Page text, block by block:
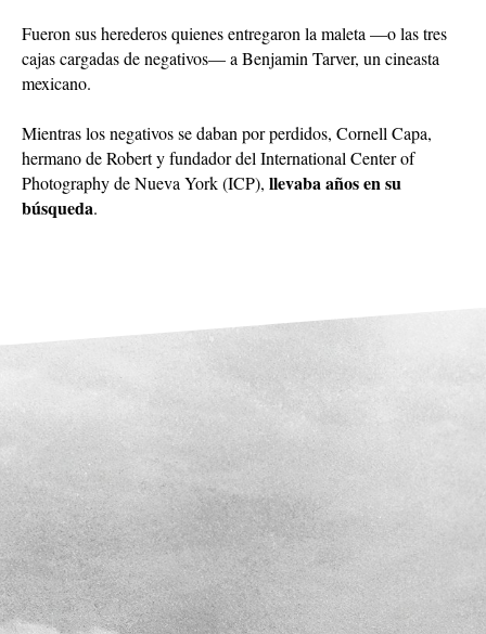
Fueron sus herederos quienes entregaron la maleta —o las tres
cajas cargadas de negativos— a Benjamin Tarver, un cineasta
mexicano.
Mientras los negativos se daban por perdidos, Cornell Capa,
hermano de Robert y fundador del International Center of
Photography de Nueva York (ICP), llevaba años en su
búsqueda.